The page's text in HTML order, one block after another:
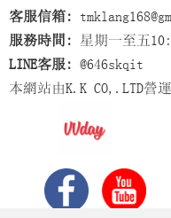
客服信箱:
服務時間: 星期一至五
LINE客服: @646skqit
本網站由K.K CO,.LTD營運